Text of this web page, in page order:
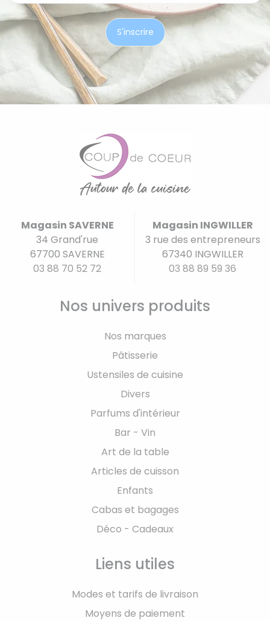
Magasin SAVERNE
34 Grand'rue
67700 SAVERNE
03 88 70 52 72
Magasin INGWILLER
3 rue des entrepreneurs
67340 INGWILLER
03 88 89 59 36
Nos univers produits
Nos marques
Pâtisserie
Ustensiles de cuisine
Divers
Parfums d'intérieur
Bar - Vin
Art de la table
Articles de cuisson
Enfants
Cabas et bagages
Déco - Cadeaux
Liens utiles
Modes et tarifs de livraison
Moyens de paiement